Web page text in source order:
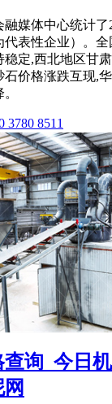
融媒体中心统计
代表性企业）。
稳定,西北地区甘
石价格涨跌互现,
3780 8511
询_今日